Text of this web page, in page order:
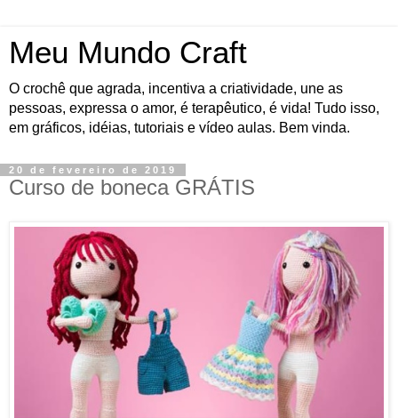
Meu Mundo Craft
O crochê que agrada, incentiva a criatividade, une as
pessoas, expressa o amor, é terapêutico, é vida! Tudo isso,
em gráficos, idéias, tutoriais e vídeo aulas. Bem vinda.
20 de fevereiro de 2019
Curso de boneca GRÁTIS